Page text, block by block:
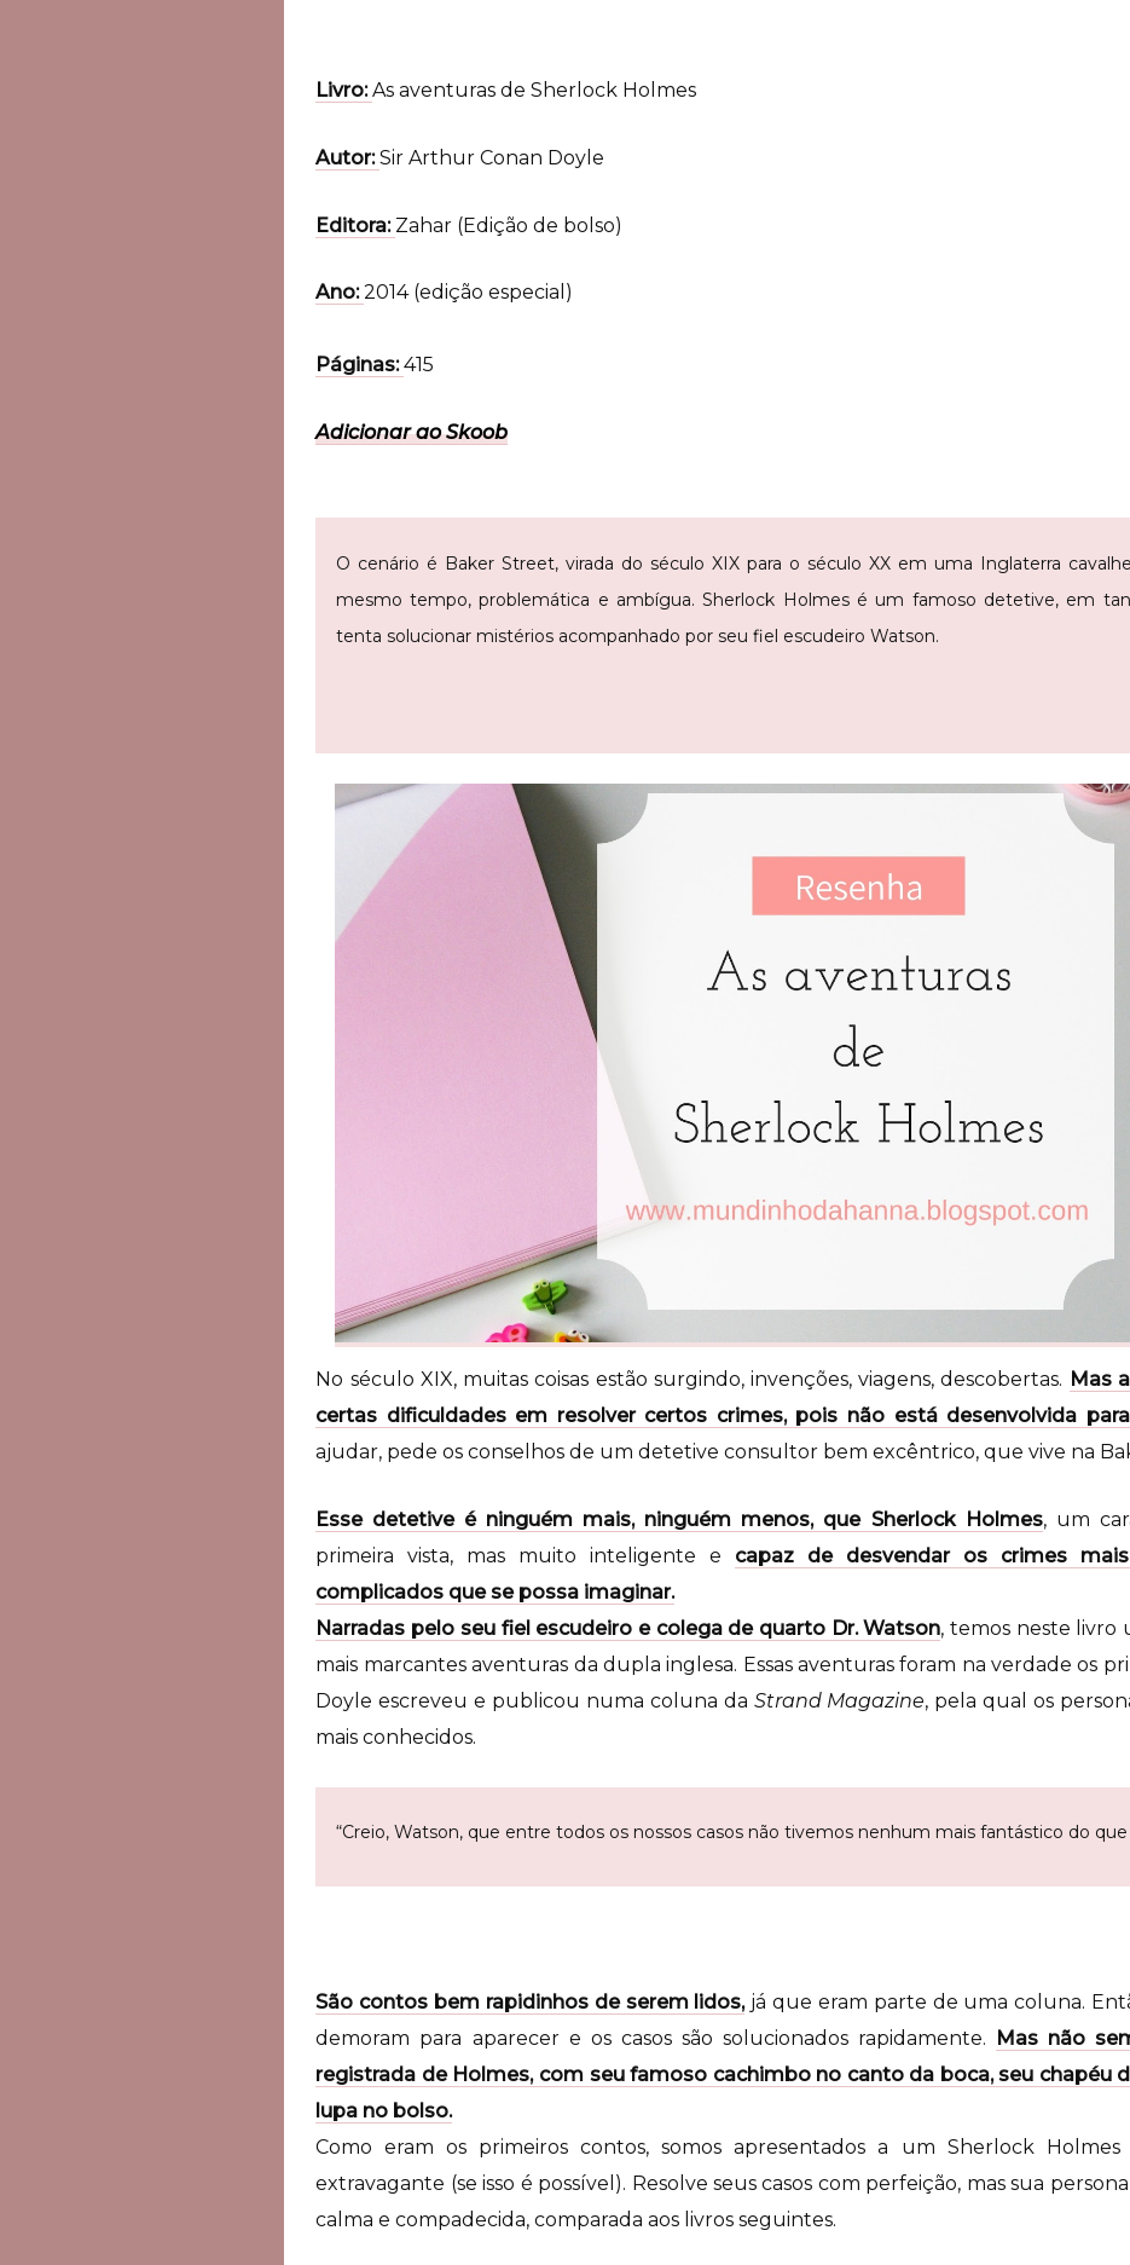
Livro:As aventuras de Sherlock Holmes
Autor:Sir Arthur Conan Doyle
Editora: Zahar (Edição de bolso)
Ano:2014 (edição especial)
Páginas:415
Adicionar ao Skoob
O cenário é Baker Street, virada do século XIX para o século XX em uma Inglaterra
mesmo tempo, problemática e ambígua. Sherlock Holmes é um famoso detetive, em
tenta solucionar mistérios acompanhado por seu fiel escudeiro Watson.
No século XIX, muitas coisas estão surgindo, invenções, viagens, descobertas. Mas
certas dificuldades em resolver certos crimes, pois não está desenvolvida
ajudar, pede os conselhos de um detetive consultor bem excêntrico, que vive na
Esse detetive é ninguém mais, ninguém menos, que Sherlock Holmes, um
primeira vista, mas muito inteligente e capaz de desvendar os crimes
complicados que se possa imaginar.
Narradas pelo seu fiel escudeiro e colega de quarto Dr. Watson, temos neste livro
mais marcantes aventuras da dupla inglesa. Essas aventuras foram na verdade os
Doyle escreveu e publicou numa coluna da Strand Magazine, pela qual os
mais conhecidos.
“Creio, Watson, que entre todos os nossos casos não tivemos nenhum mais fantástico do que
São contos bem rapidinhos de serem lidos,já que eram parte de uma coluna.
demoram para aparecer e os casos são solucionados rapidamente. Mas não
registrada de Holmes, com seu famoso cachimbo no canto da boca, seu chapéu
lupa no bolso.
Como eram os primeiros contos, somos apresentados a um Sherlock
extravagante (se isso é possível). Resolve seus casos com perfeição, mas sua
calma e compadecida, comparada aos livros seguintes.